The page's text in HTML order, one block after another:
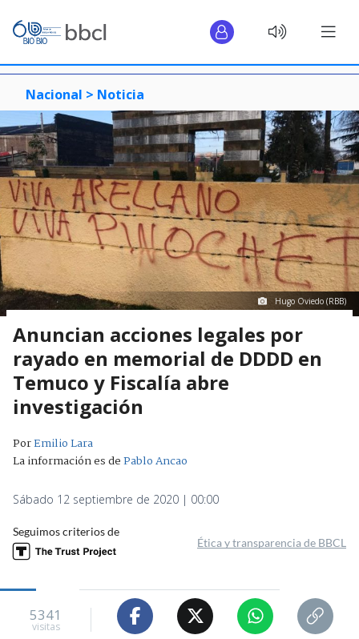
Nacional > Noticia
Hugo Oviedo (RBB)
Anuncian acciones legales por
rayado en memorial de DDDD en
Temuco y Fiscalía abre
investigación
PorEmilio Lara
La información es dePablo Ancao
Sábado 12 septiembre de 2020 | 00:00
Seguimos criterios de
Ética y transparencia de BBCL
5341
visitas